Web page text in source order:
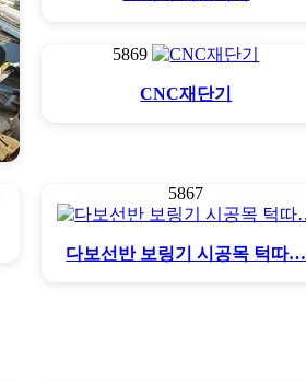
5869
CNC재단기
5867
다보선반 보링기 시공목 턱따…